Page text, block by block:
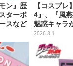
ン』歴
ターボ
スなど
【コスプ
4』、『風
魅惑キャラ
画博覧会」
真39枚】
2026.8.1